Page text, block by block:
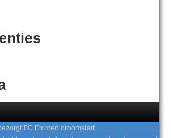
FC Emmen droomstart